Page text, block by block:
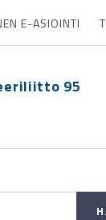
E-ASIOINTI
95